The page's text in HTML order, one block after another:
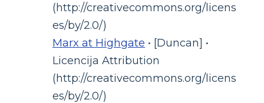
(http://creativecommons.org/licens
es/by/2.0/)
Marx at Highgate • [Duncan] •
Licencija Attribution
(http://creativecommons.org/licens
es/by/2.0/)